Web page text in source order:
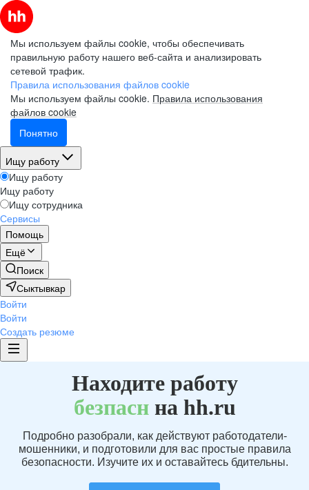
Мы используем файлы cookie, чтобы обеспечивать
правильную работу нашего веб-сайта и анализировать
сетевой трафик.
Правила использования файлов cookie
Мы используем файлы cookie. Правила использования
файлов cookie
Понятно
Ищу работу
Ищу работу
Ищу работу
Ищу сотрудника
Сервисы
Помощь
Ещё
Поиск
Сыктывкар
Войти
Войти
Создать резюме
Находите работу
безпаснна hh.ru
Подробно разобрали, как действуют работодатели-
мошенники, и подготовили для вас простые правила
безопасности. Изучите их и оставайтесь бдительны.